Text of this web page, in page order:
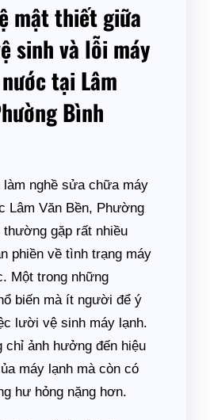
mật thiết giữa
sinh và lỗi máy
tại Lâm
Bình
làm nghề sửa chữa máy
Lâm Văn Bền, Phường
thường gặp rất nhiều
phiền về tình trạng máy
Một trong những
biến mà ít người để ý
lười vệ sinh máy lạnh.
chỉ ảnh hưởng đến hiệu
máy lạnh mà còn có
hư hỏng nặng hơn.